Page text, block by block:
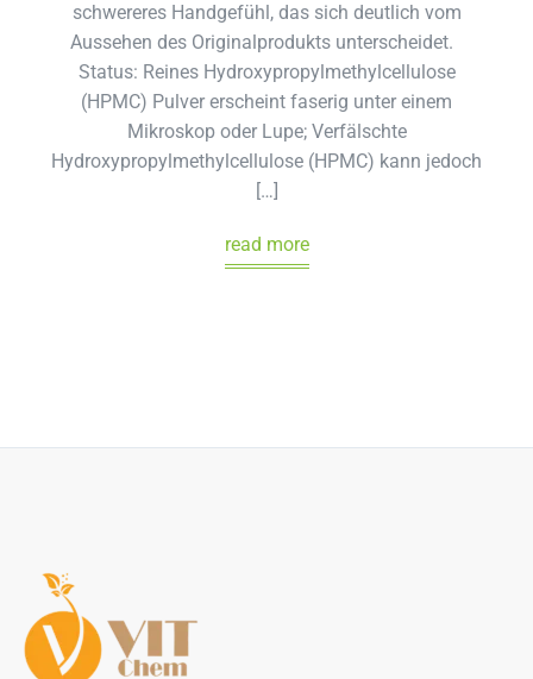
schwereres Handgefühl, das sich deutlich vom
Aussehen des Originalprodukts unterscheidet.
Status: Reines Hydroxypropylmethylcellulose
(HPMC) Pulver erscheint faserig unter einem
Mikroskop oder Lupe; Verfälschte
Hydroxypropylmethylcellulose (HPMC) kann jedoch
[…]
read more